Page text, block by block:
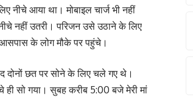
नीचे आया था। मोबाइल चार्ज भी नहीं
नहीं उतरी। परिजन उसे उठाने के लिए
आसपास के लोग मौके पर पहुंचे।
दोनों छत पर सोने के लिए चले गए थे।
ही सो गया। सुबह करीब 5:00 बजे मेरी मां